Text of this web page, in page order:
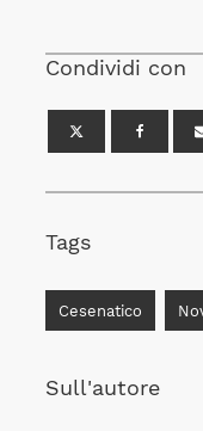
Condividi con
Tags
Cesenatico
Sull'autore